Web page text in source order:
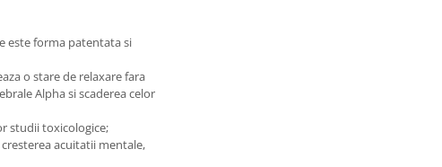
este forma patentata si
o stare de relaxare fara
Alpha si scaderea celor
studii toxicologice;
acuitatii mentale,